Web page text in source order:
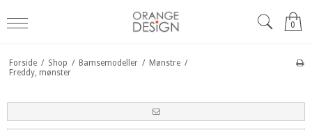
0
Forside / Shop / Bamsemodeller / Mønstre /
Freddy, mønster